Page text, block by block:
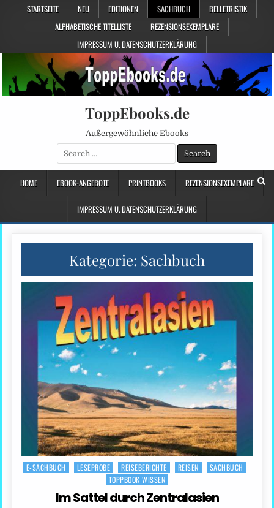
STARTSEITE NEU EDITIONEN SACHBUCH
BELLETRISTIK
ALPHABETISCHE TITELLISTE
REZENSIONSEXEMPLARE
IMPRESSUM U. DATENSCHUTZERKLÄRUNG
ToppEbooks.de
Außergewöhnliche Ebooks
Search
for:
HOME EBOOK-ANGEBOTE PRINTBOOKS REZENSIONSEXEMPLARE
IMPRESSUM U. DATENSCHUTZERKLÄRUNG
Kategorie: Sachbuch
Posted
E-SACHBUCH LESEPROBE REISEBERICHTE REISEN
SACHBUCH
TOPPBOOK WISSEN
Im Sattel durch Zentralasien